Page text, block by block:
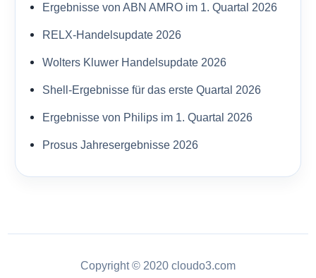
Ergebnisse von ABN AMRO im 1. Quartal 2026
RELX-Handelsupdate 2026
Wolters Kluwer Handelsupdate 2026
Shell-Ergebnisse für das erste Quartal 2026
Ergebnisse von Philips im 1. Quartal 2026
Prosus Jahresergebnisse 2026
Copyright © 2020 cloudo3.com